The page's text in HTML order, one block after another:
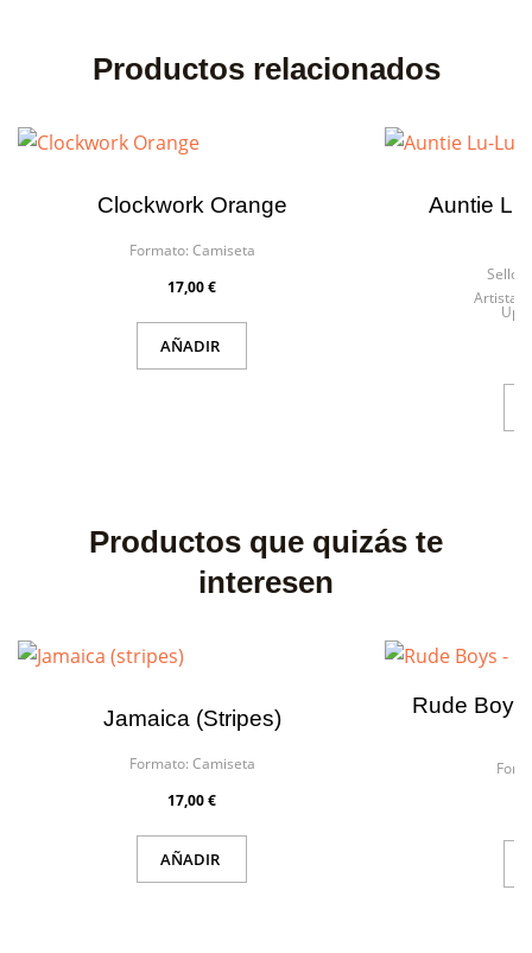
Productos relacionados
Clockwork Orange
Formato: Camiseta
17,00 €
AÑADIR
Auntie
Sello:
Artista:
Productos que quizás te
interesen
Jamaica (stripes)
Formato: Camiseta
17,00 €
AÑADIR
Rude